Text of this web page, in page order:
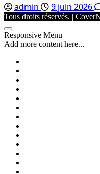
admin 9 juin 2026
Tous droits réservés. |
Responsive Menu
Add more content here...